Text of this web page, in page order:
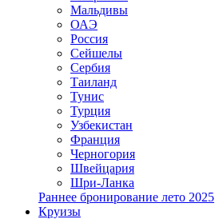
Мальдивы
ОАЭ
Россия
Сейшелы
Сербия
Таиланд
Тунис
Турция
Узбекистан
Франция
Черногория
Швейцария
Шри-Ланка
Раннее бронирование лето 2025
Круизы